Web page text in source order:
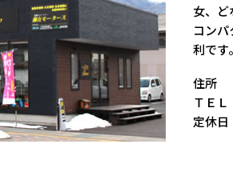
女、ど
コン
利です。
住所
ＴＥ
定休